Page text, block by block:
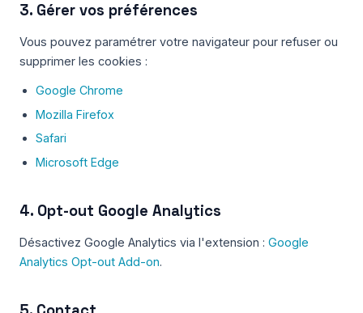
3. Gérer vos préférences
Vous pouvez paramétrer votre navigateur pour refuser ou
supprimer les cookies :
Google Chrome
Mozilla Firefox
Safari
Microsoft Edge
4. Opt-out Google Analytics
Désactivez Google Analytics via l'extension : Google
Analytics Opt-out Add-on.